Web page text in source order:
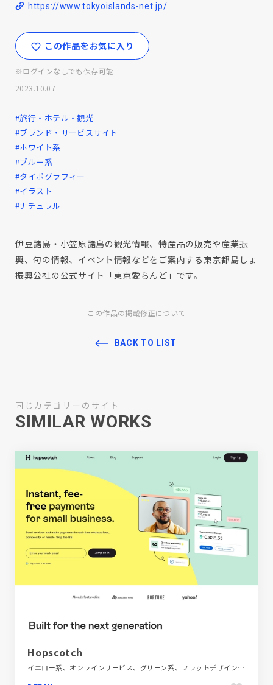
https://www.tokyoislands-net.jp/
この作品をお気に入り
※ログインなしでも保存可能
2023.10.07
#旅行・ホテル・観光
#ブランド・サービスサイト
#ホワイト系
#ブルー系
#タイポグラフィー
#イラスト
#ナチュラル
伊豆諸島・小笠原諸島の観光情報、特産品の販売や産業振
興、旬の情報、イベント情報などをご案内する東京都島しょ
振興公社の公式サイト「東京愛らんど」です。
この作品の掲載修正について
BACK TO LIST
同じカテゴリーのサイト
SIMILAR WORKS
Hopscotch
イエロー系、オンラインサービス、グリーン系、フラットデザイン、ブランド・サービスサイト、ブルー系、ベージュ・ゴールド系、ポップ、大きめ写真、海外サイト、金融・法律・人材・専門職